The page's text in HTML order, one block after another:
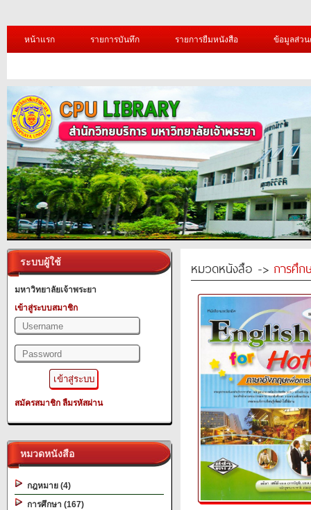
หน้าแรก รายการบันทึก รายการยืมหนังสือ ข้อมูลส่ว
ระบบผู้ใช้
มหาวิทยาลัยเจ้าพระยา
เข้าสู่ระบบสมาชิก
สมัครสมาชิก ลืมรหัสผ่าน
หมวดหนังสือ
กฎหมาย (4)
การศึกษา (167)
หมวดหนังสือ -> การศึก